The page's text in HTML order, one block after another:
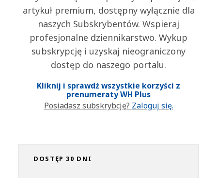
artykuł premium, dostępny wyłącznie dla
naszych Subskrybentów. Wspieraj
profesjonalne dziennikarstwo. Wykup
subskrypcję i uzyskaj nieograniczony
dostęp do naszego portalu.
Kliknij i sprawdź wszystkie korzyści z
prenumeraty WH Plus
Posiadasz subskrybcję? Zaloguj się.
DOSTĘP 30 DNI